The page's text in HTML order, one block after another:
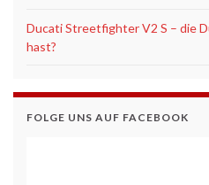
Ducati Streetfighter V2 S – die
hast?
FOLGE UNS AUF FACEBOOK